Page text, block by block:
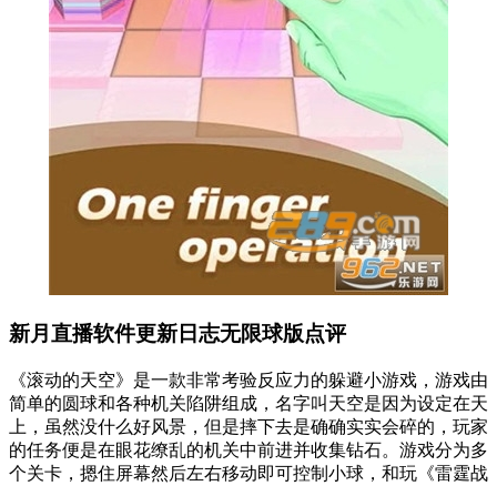
新月直播软件更新日志无限球版点评
《滚动的天空》是一款非常考验反应力的躲避小游戏，游戏由
简单的圆球和各种机关陷阱组成，名字叫天空是因为设定在天
上，虽然没什么好风景，但是摔下去是确确实实会碎的，玩家
的任务便是在眼花缭乱的机关中前进并收集钻石。游戏分为多
个关卡，摁住屏幕然后左右移动即可控制小球，和玩《雷霆战